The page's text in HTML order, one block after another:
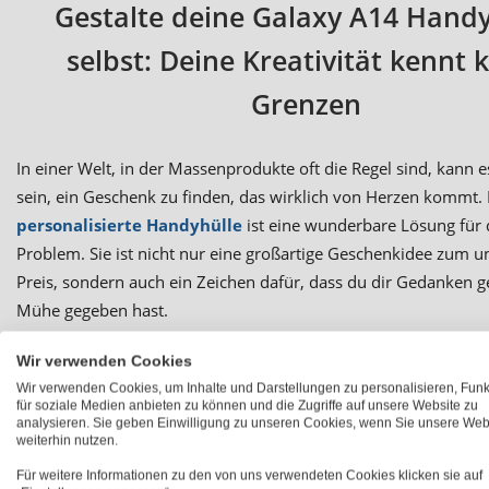
Gestalte deine Galaxy A14
selbst: Deine Kreativität kennt
Grenzen
In einer Welt, in der Massenprodukte oft die Regel sind, kann
sein, ein Geschenk zu finden, das wirklich von Herzen kommt.
personalisierte Handyhülle ist eine wunderbare Lösung für
Problem. Sie ist nicht nur eine großartige Geschenkidee zum
Preis, sondern auch ein Zeichen dafür, dass du dir Gedanken
Mühe gegeben hast.
Die Möglichkeit, deine Galaxy A14 5G Hülle selbst zu
Tür zu einer Welt voller Kreativität und Individualität. Bei
die Freiheit,dein Lieblingsfoto auszuwählen, deinen
inspirierenden Text hinzuzufügen
kreative Vision Wirklichkeit wird. Dieser Prozess ist nicht nur
Wir verwenden Cookies
Wir verwenden Cookies, um Inhalte und Darstellungen zu personalisieren,
für soziale Medien anbieten zu können und die Zugriffe auf unsere Website zu
analysieren. Sie geben Einwilligung zu unseren Cookies, wenn Sie unsere
weiterhin nutzen.
Für weitere Informationen zu den von uns verwendeten Cookies klicken sie auf